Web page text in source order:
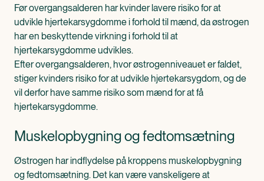
Før overgangsalderen har kvinder lavere risiko for at
udvikle hjertekarsygdomme i forhold til mænd, da østrogen
har en beskyttende virkning i forhold til at
hjertekarsygdomme udvikles.
Efter overgangsalderen, hvor østrogenniveauet er faldet,
stiger kvinders risiko for at udvikle hjertekarsygdom, og de
vil derfor have samme risiko som mænd for at få
hjertekarsygdomme.
Muskelopbygning og fedtomsætning
Østrogen har indflydelse på kroppens muskelopbygning
og fedtomsætning. Det kan være vanskeligere at